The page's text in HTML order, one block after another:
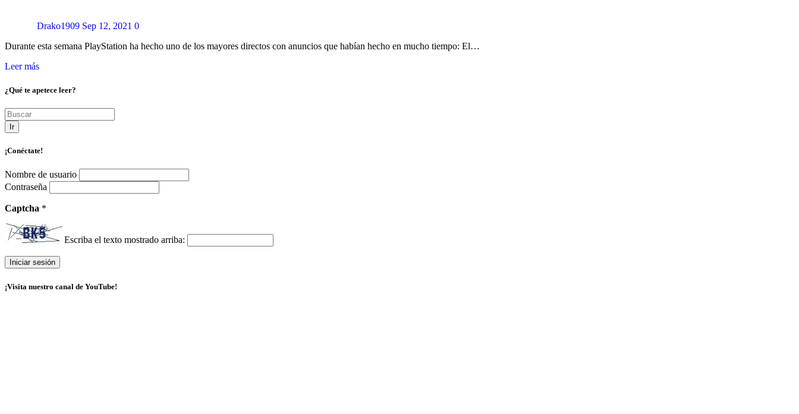
Drako1909 Sep 12, 2021 0
Durante esta semana PlayStation ha hecho uno de los mayores directos con anuncios que habían hecho en mucho tiempo: El…
Leer más
¿Qué te apetece leer?
Ir
¡Conéctate!
Nombre de usuario
Contraseña
Captcha *
Escriba el texto mostrado arriba:
¡Visita nuestro canal de YouTube!